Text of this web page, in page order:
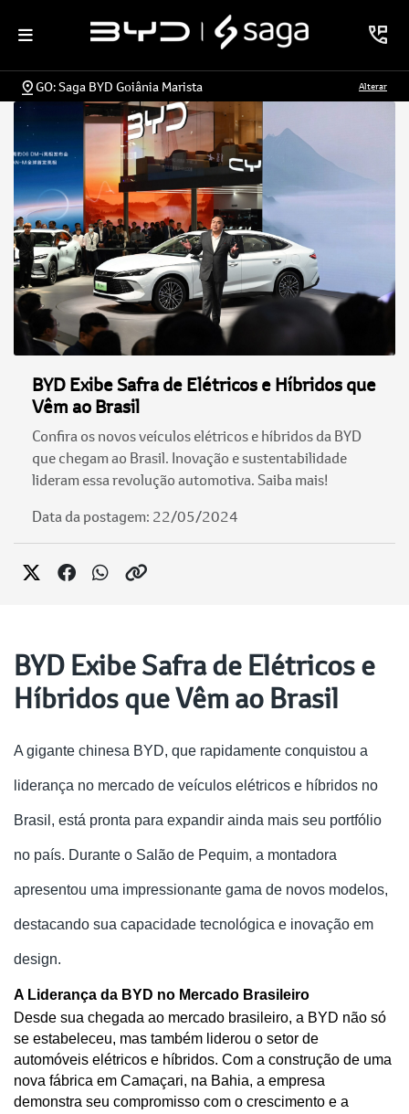
GO: Saga BYD Goiânia Marista Alterar
BYD Exibe Safra de Elétricos e Híbridos que
Vêm ao Brasil
Confira os novos veículos elétricos e híbridos da BYD
que chegam ao Brasil. Inovação e sustentabilidade
lideram essa revolução automotiva. Saiba mais!
Data da postagem: 22/05/2024
BYD Exibe Safra de Elétricos e
Híbridos que Vêm ao Brasil
A gigante chinesa BYD, que rapidamente conquistou a
liderança no mercado de veículos elétricos e híbridos no
Brasil, está pronta para expandir ainda mais seu portfólio
no país. Durante o Salão de Pequim, a montadora
apresentou uma impressionante gama de novos modelos,
destacando sua capacidade tecnológica e inovação em
design.
A Liderança da BYD no Mercado Brasileiro
Desde sua chegada ao mercado brasileiro, a BYD não só
se estabeleceu, mas também liderou o setor de
automóveis elétricos e híbridos. Com a construção de uma
nova fábrica em Camaçari, na Bahia, a empresa
demonstra seu compromisso com o crescimento e a